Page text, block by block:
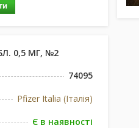
0,5 МГ, №2
74095
Pfizer Italia (Італія)
Є в наявності